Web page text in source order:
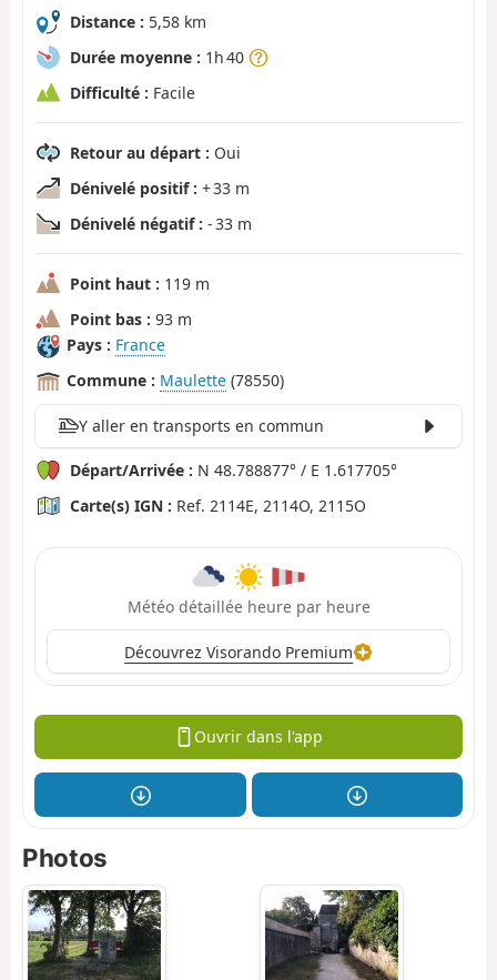
Distance : 5,58 km
Durée moyenne : 1h 40
Difficulté : Facile
Retour au départ : Oui
Dénivelé positif : + 33 m
Dénivelé négatif : - 33 m
Point haut : 119 m
Point bas : 93 m
Pays : France
Commune : Maulette (78550)
Y aller en transports en commun
Départ/Arrivée : N 48.788877° / E 1.617705°
Carte(s) IGN : Ref. 2114E, 2114O, 2115O
Météo détaillée heure par heure
Découvrez Visorando Premium
Ouvrir dans l'app
Photos